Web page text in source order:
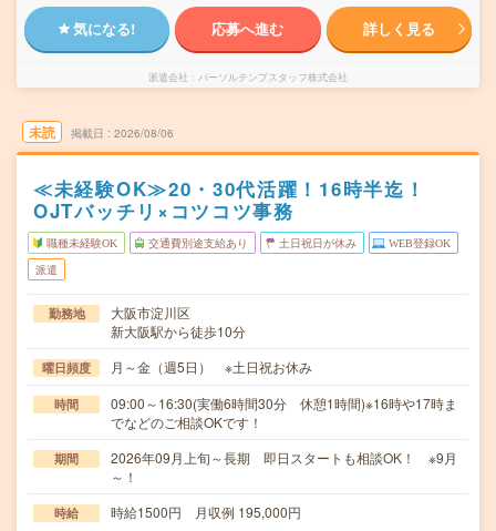
気になる! 応募へ進む 詳しく見る
派遣会社 パーソルテンプスタッフ株式会社
未読 掲載日 2026/08/06
≪未経験OK≫20・30代活躍！16時半迄！
OJTバッチリ×コツコツ事務
職種未経験OK 交通費別途支給あり 土日祝日が休み WEB登録OK
派遣
勤務地
大阪市淀川区
新大阪駅から徒歩10分
曜日頻度 月～金（週5日） ※土日祝お休み
時間
09:00～16:30(実働6時間30分 休憩1時間)※16時や17時ま
でなどのご相談OKです！
期間
2026年09月上旬～長期 即日スタートも相談OK！ ※9月
～！
時給 時給1500円 月収例 195,000円